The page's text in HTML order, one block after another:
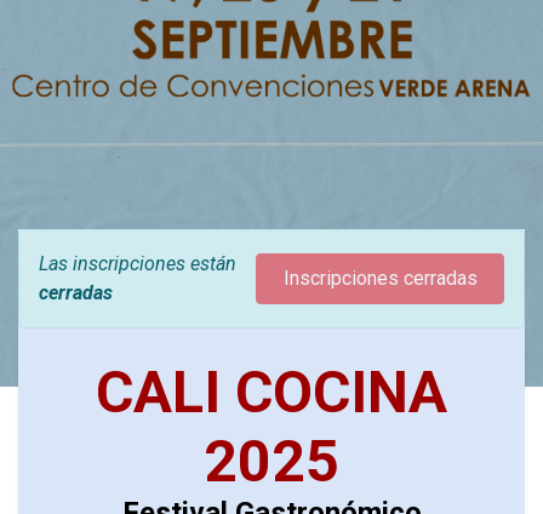
Las inscripciones están
cerradas
Inscripciones cerradas
CALI COCINA
2025